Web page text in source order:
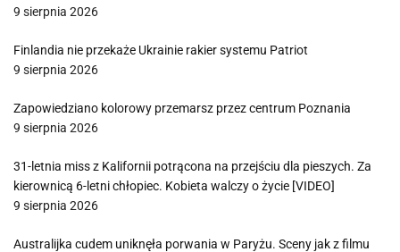
9 sierpnia 2026
Finlandia nie przekaże Ukrainie rakier systemu Patriot
9 sierpnia 2026
Zapowiedziano kolorowy przemarsz przez centrum Poznania
9 sierpnia 2026
31-letnia miss z Kalifornii potrącona na przejściu dla pieszych. Za
kierownicą 6-letni chłopiec. Kobieta walczy o życie [VIDEO]
9 sierpnia 2026
Australijka cudem uniknęła porwania w Paryżu. Sceny jak z filmu